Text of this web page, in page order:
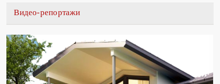
Видео-репортажи